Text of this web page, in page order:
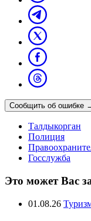
Сообщить об ошибке
Талдыкорган
Полиция
Госслужба
Это может Вас
01.08.26